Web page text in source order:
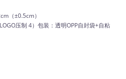
（±0.5cm）
压制 4）包装：透明OPP自封袋+自粘